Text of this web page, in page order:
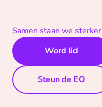
Samen staan we sterker
Word lid
Steun de EO